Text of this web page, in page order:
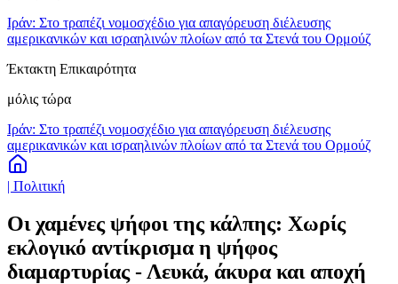
Ιράν: Στο τραπέζι νομοσχέδιο για απαγόρευση διέλευσης
αμερικανικών και ισραηλινών πλοίων από τα Στενά του Ορμούζ
Έκτακτη Επικαιρότητα
μόλις τώρα
Ιράν: Στο τραπέζι νομοσχέδιο για απαγόρευση διέλευσης
αμερικανικών και ισραηλινών πλοίων από τα Στενά του Ορμούζ
| Πολιτική
Οι χαμένες ψήφοι της κάλπης: Χωρίς
εκλογικό αντίκρισμα η ψήφος
διαμαρτυρίας - Λευκά, άκυρα και αποχή